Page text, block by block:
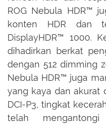
ROG Nebula HDR™
konten HDR dan
DisplayHDR™ 1000.
dihadirkan berkat
dengan 512 dimming
Nebula HDR™ juga
yang kaya dan akurat
DCI-P3, tingkat
telah mengantongi